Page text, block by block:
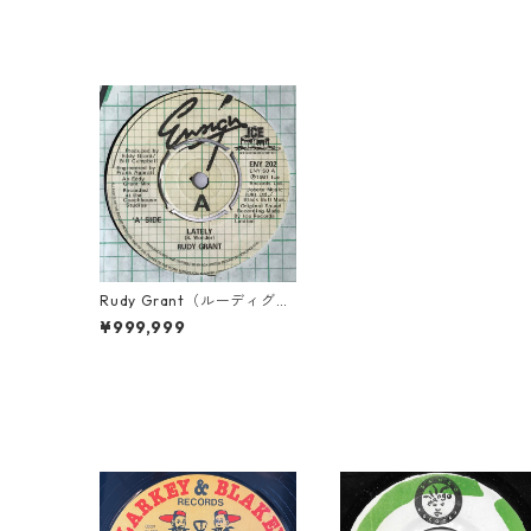
Rudy Grant（ルーディグラ
ント） - Lately【7-10765】
¥999,999